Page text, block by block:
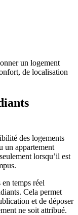
un logement
de localisation
des logements
un appartement
lorsqu’il est
temps réel
Cela permet
et de déposer
ne soit attribué.